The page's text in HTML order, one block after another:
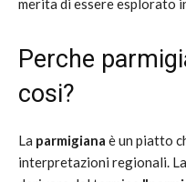
merita di essere esplorato
Perche
cosi?
La parmigiana è un piatto
interpretazioni regionali.